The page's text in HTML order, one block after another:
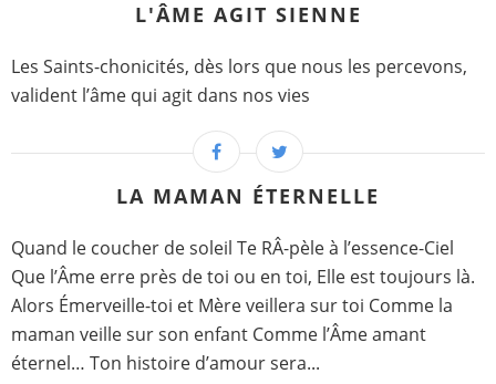
L'ÂME AGIT SIENNE
Les Saints-chonicités, dès lors que nous les percevons,
valident l’âme qui agit dans nos vies
LA MAMAN ÉTERNELLE
Quand le coucher de soleil Te RÂ-pèle à l’essence-Ciel
Que l’Âme erre près de toi ou en toi, Elle est toujours là.
Alors Émerveille-toi et Mère veillera sur toi Comme la
maman veille sur son enfant Comme l’Âme amant
éternel… Ton histoire d’amour sera...